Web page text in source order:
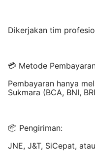
Dikerjakan tim
💳 Metode
Pembayaran hanya
Sukmara (BCA, BNI,
📦 Pengiriman:
JNE, J&T, SiCepat,